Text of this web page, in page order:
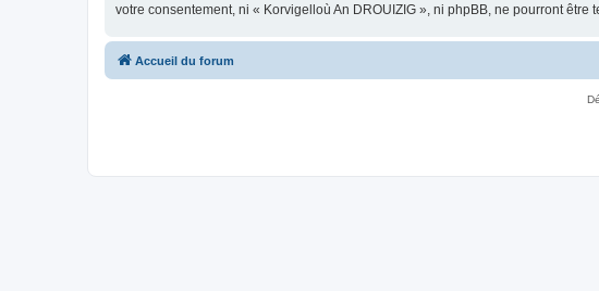
votre consentement, ni « Korvigelloù An DROUIZIG », ni phpBB, ne pourront
Accueil du forum